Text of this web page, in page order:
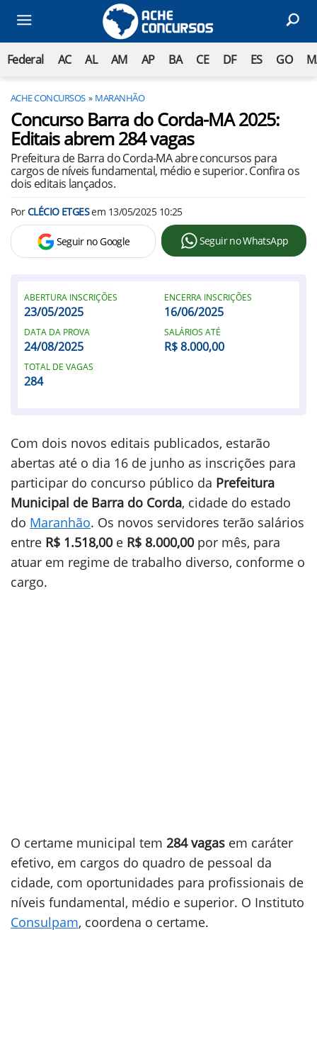
Federal AC AL AM AP BA CE DF ES GO
ACHE CONCURSOS MARANHÃO
Concurso Barra do Corda-MA 2025:
Editais abrem 284 vagas
Prefeitura de Barra do Corda-MA abre concursos para
cargos de níveis fundamental, médio e superior. Confira os
dois editais lançados.
PorCLÉCIO ETGESem 13/05/2025 10:25
Seguir no Google Seguir no WhatsApp
Com dois novos editais publicados, estarão
abertas até o dia 16 de junho as inscrições para
participar do concurso público da Prefeitura
Municipal de Barra do Corda, cidade do estado
do Maranhão. Os novos servidores terão salários
entre R$ 1.518,00e R$ 8.000,00por mês, para
atuar em regime de trabalho diverso, conforme o
cargo.
ABERTURA INSCRIÇÕES
23/05/2025
ENCERRA INSCRIÇÕES
16/06/2025
DATA DA PROVA
24/08/2025
SALÁRIOS ATÉ
R$ 8.000,00
TOTAL DE VAGAS
284
O certame municipal tem 284 vagas em caráter
efetivo, em cargos do quadro de pessoal da
cidade, com oportunidades para profissionais de
níveis fundamental, médio e superior. O Instituto
Consulpam, coordena o certame.